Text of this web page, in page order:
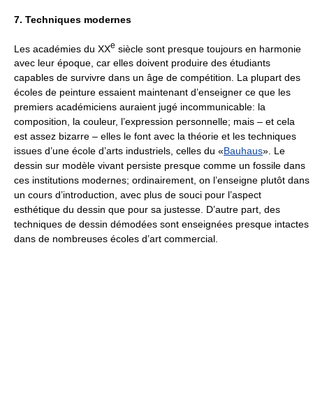
7. Techniques modernes
Les académies du XXe siècle sont presque toujours en harmonie
avec leur époque, car elles doivent produire des étudiants
capables de survivre dans un âge de compétition. La plupart des
écoles de peinture essaient maintenant d’enseigner ce que les
premiers académiciens auraient jugé incommunicable: la
composition, la couleur, l’expression personnelle; mais – et cela
est assez bizarre – elles le font avec la théorie et les techniques
issues d’une école d’arts industriels, celles du «Bauhaus». Le
dessin sur modèle vivant persiste presque comme un fossile dans
ces institutions modernes; ordinairement, on l’enseigne plutôt dans
un cours d’introduction, avec plus de souci pour l’aspect
esthétique du dessin que pour sa justesse. D’autre part, des
techniques de dessin démodées sont enseignées presque intactes
dans de nombreuses écoles d’art commercial.